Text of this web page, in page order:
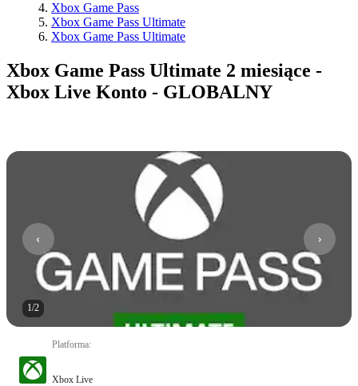
Xbox Game Pass
Xbox Game Pass Ultimate
Xbox Game Pass Ultimate
Xbox Game Pass Ultimate 2 miesiące -
Xbox Live Konto - GLOBALNY
1/2
Platforma:
Xbox Live